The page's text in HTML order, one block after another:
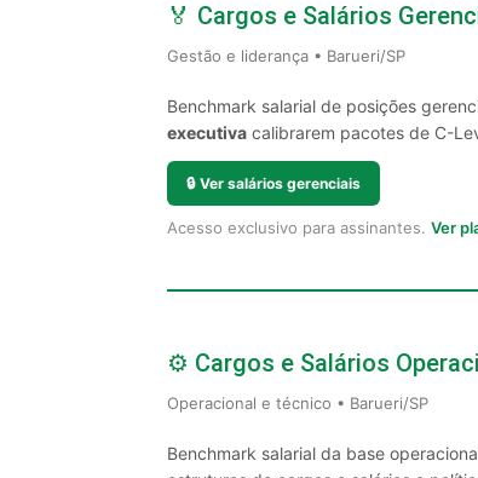
🏅 Cargos e Salários
Gestão e liderança • Barueri/SP
Benchmark salarial de posições
executiva calibrarem pacotes de C-
🔒 Ver salários gerenciais
Acesso exclusivo para assinantes. Ver
⚙️ Cargos e Salários
Operacional e técnico • Barueri/SP
Benchmark salarial da base